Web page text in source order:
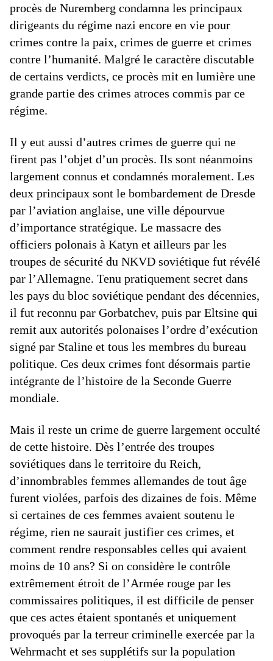
procès de Nuremberg condamna les principaux
dirigeants du régime nazi encore en vie pour
crimes contre la paix, crimes de guerre et crimes
contre l’humanité. Malgré le caractère discutable
de certains verdicts, ce procès mit en lumière une
grande partie des crimes atroces commis par ce
régime.
Il y eut aussi d’autres crimes de guerre qui ne
firent pas l’objet d’un procès. Ils sont néanmoins
largement connus et condamnés moralement. Les
deux principaux sont le bombardement de Dresde
par l’aviation anglaise, une ville dépourvue
d’importance stratégique. Le massacre des
officiers polonais à Katyn et ailleurs par les
troupes de sécurité du NKVD soviétique fut révélé
par l’Allemagne. Tenu pratiquement secret dans
les pays du bloc soviétique pendant des décennies,
il fut reconnu par Gorbatchev, puis par Eltsine qui
remit aux autorités polonaises l’ordre d’exécution
signé par Staline et tous les membres du bureau
politique. Ces deux crimes font désormais partie
intégrante de l’histoire de la Seconde Guerre
mondiale.
Mais il reste un crime de guerre largement occulté
de cette histoire. Dès l’entrée des troupes
soviétiques dans le territoire du Reich,
d’innombrables femmes allemandes de tout âge
furent violées, parfois des dizaines de fois. Même
si certaines de ces femmes avaient soutenu le
régime, rien ne saurait justifier ces crimes, et
comment rendre responsables celles qui avaient
moins de 10 ans? Si on considère le contrôle
extrêmement étroit de l’Armée rouge par les
commissaires politiques, il est difficile de penser
que ces actes étaient spontanés et uniquement
provoqués par la terreur criminelle exercée par la
Wehrmacht et ses supplétifs sur la population